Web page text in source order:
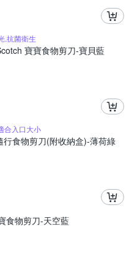
,抗菌衛生
寶寶食物剪刀-寶貝藍
合入口大小
行食物剪刀(附收納盒)-薄荷綠
食物剪刀-天空藍